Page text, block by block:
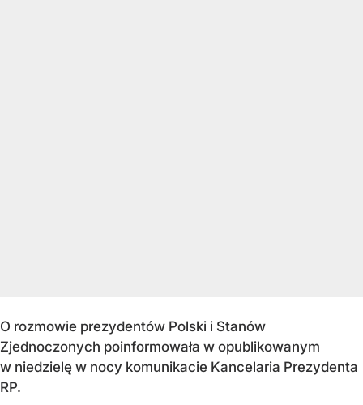
O rozmowie prezydentów Polski i Stanów
Zjednoczonych poinformowała w opublikowanym
w niedzielę w nocy komunikacie Kancelaria Prezydenta
RP.